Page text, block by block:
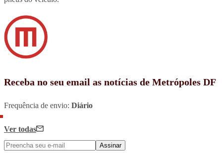
Receba no seu email as notícias de Metrópoles DF
Frequência de envio: Diário
Ver todas
Assinar